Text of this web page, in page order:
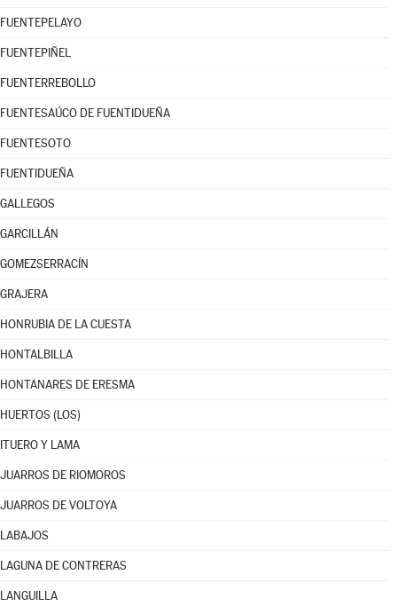
FUENTEPELAYO
FUENTEPIÑEL
FUENTERREBOLLO
FUENTESAÚCO DE FUENTIDUEÑA
FUENTESOTO
FUENTIDUEÑA
GALLEGOS
GARCILLÁN
GOMEZSERRACÍN
GRAJERA
HONRUBIA DE LA CUESTA
HONTALBILLA
HONTANARES DE ERESMA
HUERTOS (LOS)
ITUERO Y LAMA
JUARROS DE RIOMOROS
JUARROS DE VOLTOYA
LABAJOS
LAGUNA DE CONTRERAS
LANGUILLA